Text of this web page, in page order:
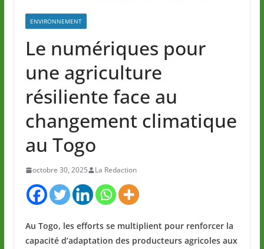
ENVIRONNEMENT
Le numériques pour
une agriculture
résiliente face au
changement climatique
au Togo
octobre 30, 2025 La Redaction
Au Togo, les efforts se multiplient pour renforcer la
capacité d’adaptation des producteurs agricoles aux